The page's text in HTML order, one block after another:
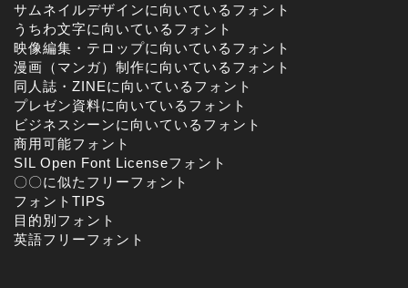
サムネイルデザインに向いているフォント
うちわ文字に向いているフォント
映像編集・テロップに向いているフォント
漫画（マンガ）制作に向いているフォント
同人誌・ZINEに向いているフォント
プレゼン資料に向いているフォント
ビジネスシーンに向いているフォント
商用可能フォント
SIL Open Font Licenseフォント
〇〇に似たフリーフォント
フォントTIPS
目的別フォント
英語フリーフォント